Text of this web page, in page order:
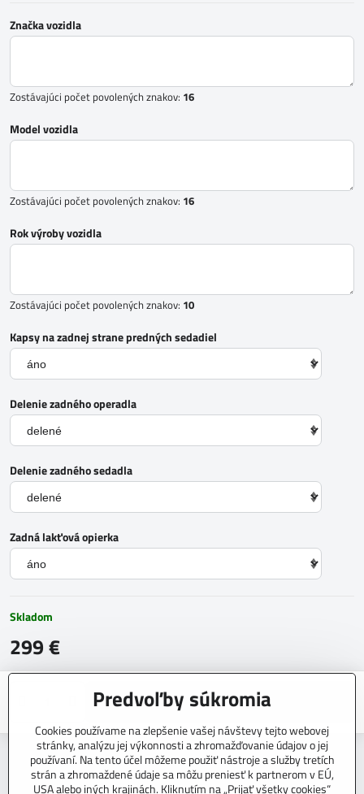
Značka vozidla
Zostávajúci počet povolených znakov: 16
Model vozidla
Zostávajúci počet povolených znakov: 16
Rok výroby vozidla
Zostávajúci počet povolených znakov: 10
Kapsy na zadnej strane predných sedadiel
Delenie zadného operadla
Delenie zadného sedadla
Zadná lakťová opierka
Skladom
299 €
Do košíka
Otázka k produktu Strážny pes
Doručenia
Výrobca:CARTEX
Predvoľby súkromia
Cookies používame na zlepšenie vašej návštevy tejto webovej
stránky, analýzu jej výkonnosti a zhromažďovanie údajov o jej
používaní. Na tento účel môžeme použiť nástroje a služby tretích
strán a zhromaždené údaje sa môžu preniesť k partnerom v EÚ,
USA alebo iných krajinách. Kliknutím na „Prijať všetky cookies“